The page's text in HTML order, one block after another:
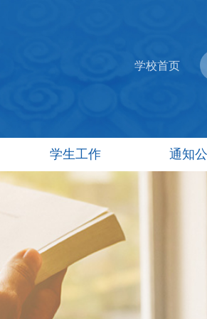
学校首页
学生工作 通知